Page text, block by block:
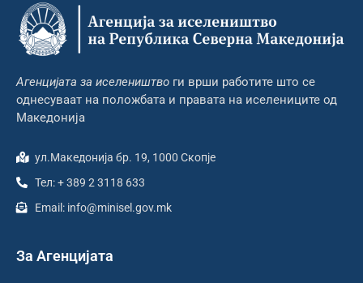
Агенцијата за иселеништво ги врши работите што се
однесуваат на положбата и правата на иселениците од
Македонија
ул.Македонија бр. 19, 1000 Скопје
Тел: + 389 2 3118 633
Email: info@minisel.gov.mk
За Агенцијата